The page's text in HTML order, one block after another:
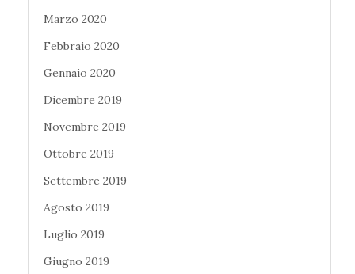
Marzo 2020
Febbraio 2020
Gennaio 2020
Dicembre 2019
Novembre 2019
Ottobre 2019
Settembre 2019
Agosto 2019
Luglio 2019
Giugno 2019